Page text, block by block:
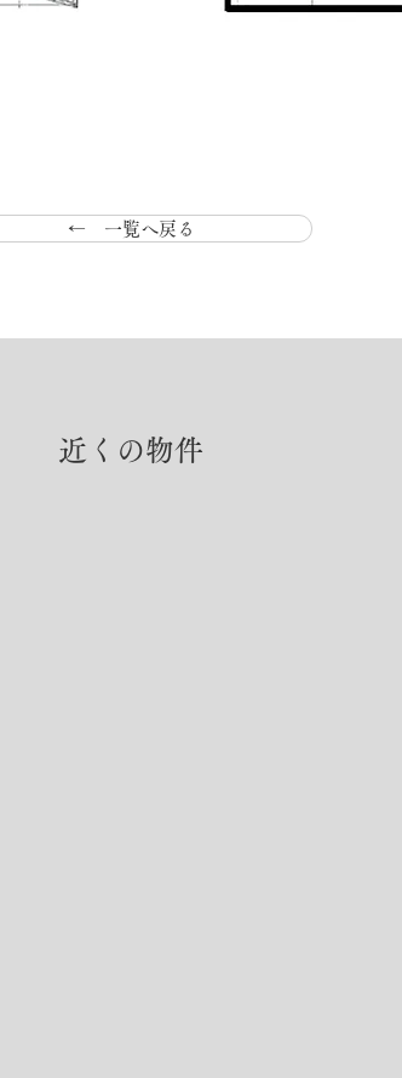
← 一覧へ戻る
近くの物件